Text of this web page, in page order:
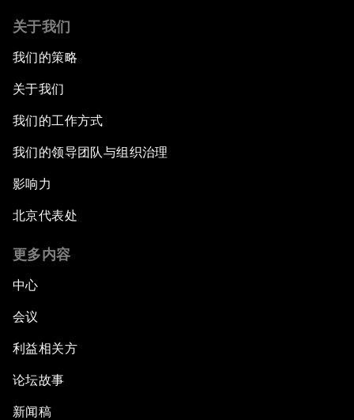
关于我们
我们的策略
关于我们
我们的工作方式
我们的领导团队与组织治理
影响力
北京代表处
更多内容
中心
会议
利益相关方
论坛故事
新闻稿